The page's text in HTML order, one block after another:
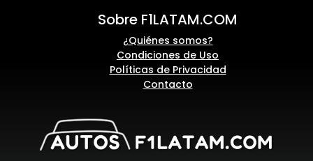
Sobre F1LATAM.COM
¿Quiénes somos?
Condiciones de Uso
Políticas de Privacidad
Contacto